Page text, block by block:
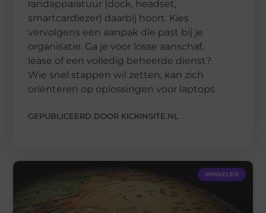
randapparatuur (dock, headset,
smartcardlezer) daarbij hoort. Kies
vervolgens een aanpak die past bij je
organisatie. Ga je voor losse aanschaf,
lease of een volledig beheerde dienst?
Wie snel stappen wil zetten, kan zich
oriënteren op oplossingen voor laptops
GEPUBLICEERD DOOR KICKINSITE.NL
WINKELEN